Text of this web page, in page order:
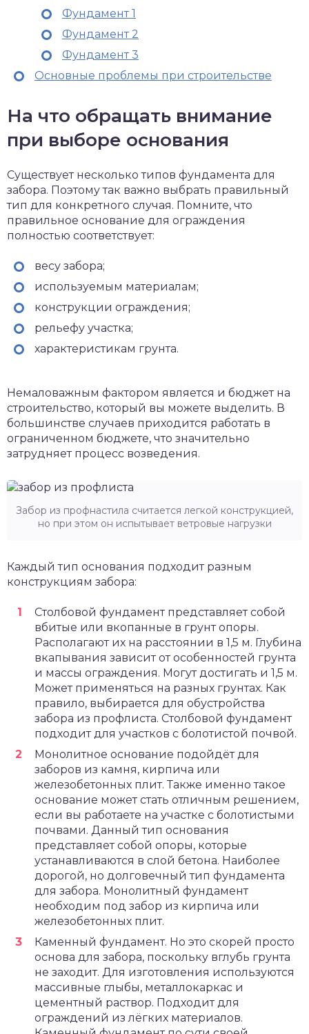
Фундамент 1
Фундамент 2
Фундамент 3
Основные проблемы при строительстве
На что обращать внимание
при выборе основания
Существует несколько типов фундамента для
забора. Поэтому так важно выбрать правильный
тип для конкретного случая. Помните, что
правильное основание для ограждения
полностью соответствует:
весу забора;
используемым материалам;
конструкции ограждения;
рельефу участка;
характеристикам грунта.
Немаловажным фактором является и бюджет на
строительство, который вы можете выделить. В
большинстве случаев приходится работать в
ограниченном бюджете, что значительно
затрудняет процесс возведения.
Забор из профнастила считается легкой конструкцией,
но при этом он испытывает ветровые нагрузки
Каждый тип основания подходит разным
конструкциям забора:
Столбовой фундамент представляет собой
вбитые или вкопанные в грунт опоры.
Располагают их на расстоянии в 1,5 м. Глубина
вкапывания зависит от особенностей грунта
и массы ограждения. Могут достигать и 1,5 м.
Может применяться на разных грунтах. Как
правило, выбирается для обустройства
забора из профлиста. Столбовой фундамент
подходит для участков с болотистой почвой.
Монолитное основание подойдёт для
заборов из камня, кирпича или
железобетонных плит. Также именно такое
основание может стать отличным решением,
если вы работаете на участке с болотистыми
почвами. Данный тип основания
представляет собой опоры, которые
устанавливаются в слой бетона. Наиболее
дорогой, но долговечный тип фундамента
для забора. Монолитный фундамент
необходим под забор из кирпича или
железобетонных плит.
Каменный фундамент. Но это скорей просто
основа для забора, поскольку вглубь грунта
не заходит. Для изготовления используются
массивные глыбы, металлокаркас и
цементный раствор. Подходит для
ограждений из лёгких материалов.